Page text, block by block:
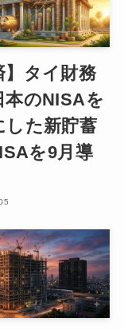
】タイ財務
本のNISAを
した新貯蓄
を9月導